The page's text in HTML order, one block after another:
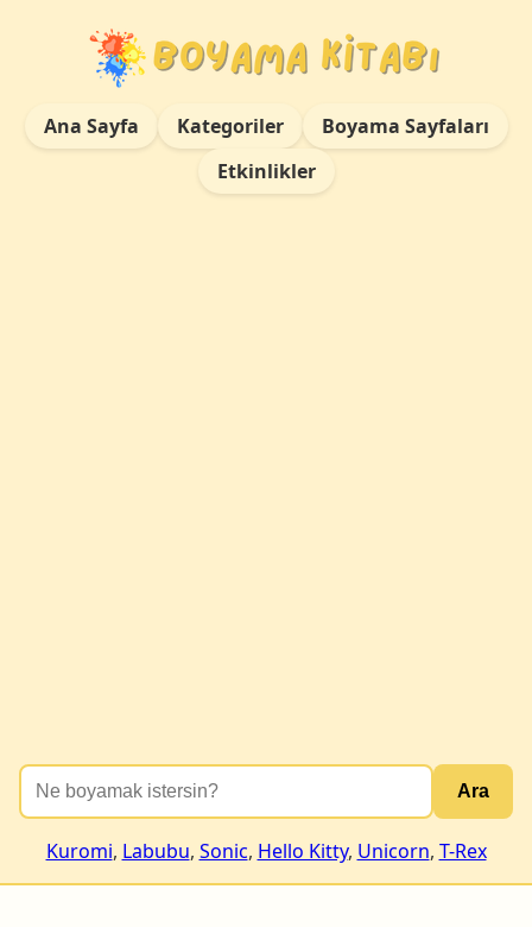
Ana Sayfa Kategoriler
Boyama Sayfaları
Etkinlikler
Ara
Kuromi, Labubu, Sonic, Hello Kitty, Unicorn, T-Rex